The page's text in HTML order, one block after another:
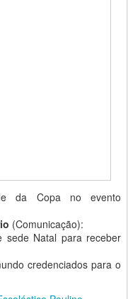
da Copa no evento
(Comunicação):
sede Natal para receber
credenciados para o